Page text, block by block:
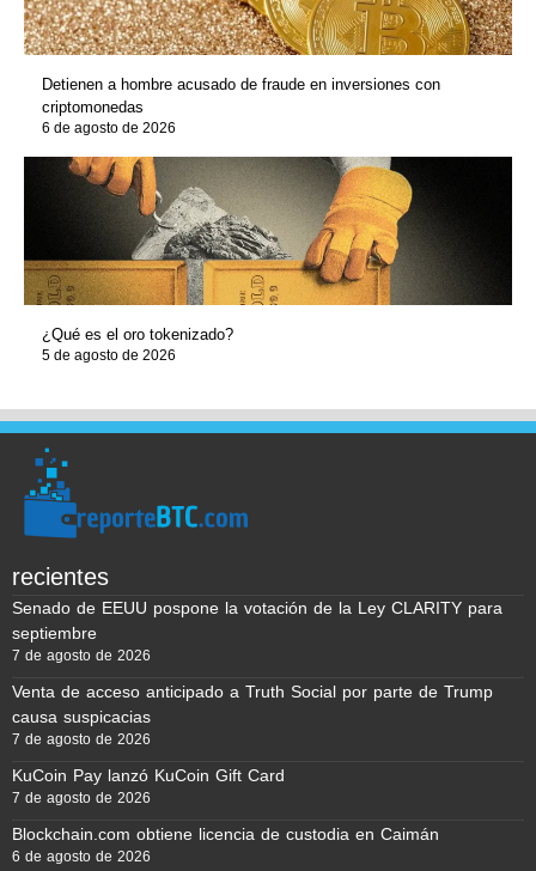
Detienen a hombre acusado de fraude en inversiones con
criptomonedas
6 de agosto de 2026
¿Qué es el oro tokenizado?
5 de agosto de 2026
recientes
Senado de EEUU pospone la votación de la Ley CLARITY para
septiembre
7 de agosto de 2026
Venta de acceso anticipado a Truth Social por parte de Trump
causa suspicacias
7 de agosto de 2026
KuCoin Pay lanzó KuCoin Gift Card
7 de agosto de 2026
Blockchain.com obtiene licencia de custodia en Caimán
6 de agosto de 2026